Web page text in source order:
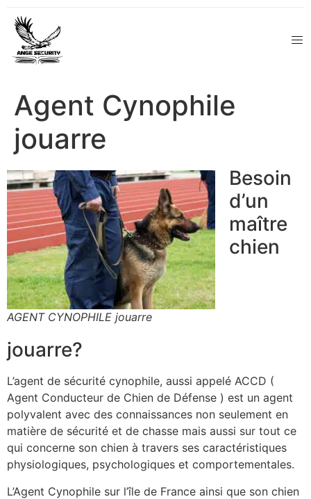
Agent Cynophile
jouarre
AGENT CYNOPHILE jouarre
Besoin
d’un
maître
chien
jouarre?
L’agent de sécurité cynophile, aussi appelé ACCD (
Agent Conducteur de Chien de Défense ) est un agent
polyvalent avec des connaissances non seulement en
matière de sécurité et de chasse mais aussi sur tout ce
qui concerne son chien à travers ses caractéristiques
physiologiques, psychologiques et comportementales.
L’Agent Cynophile sur l’île de France ainsi que son chien